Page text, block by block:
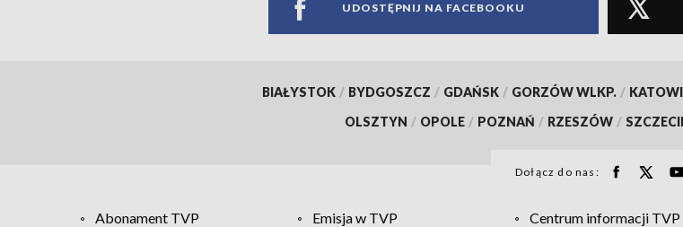
UDOSTĘPNIJ NA FACEBOOKU
BIAŁYSTOK / BYDGOSZCZ / GDAŃSK / GORZÓW WLKP. /
OLSZTYN / OPOLE / POZNAŃ / RZESZÓW /
Dołącz do nas:
Abonament TVP Emisja w TVP Centrum informacji TVP